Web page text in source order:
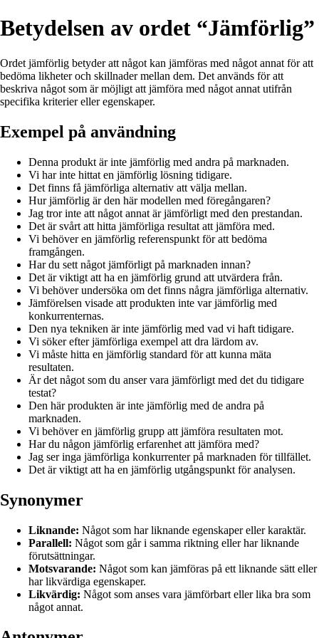
Betydelsen av ordet “Jämförlig”
Ordet jämförlig betyder att något kan jämföras med något annat för att
bedöma likheter och skillnader mellan dem. Det används för att
beskriva något som är möjligt att jämföra med något annat utifrån
specifika kriterier eller egenskaper.
Exempel på användning
Denna produkt är inte jämförlig med andra på marknaden.
Vi har inte hittat en jämförlig lösning tidigare.
Det finns få jämförliga alternativ att välja mellan.
Hur jämförlig är den här modellen med föregångaren?
Jag tror inte att något annat är jämförligt med den prestandan.
Det är svårt att hitta jämförliga resultat att jämföra med.
Vi behöver en jämförlig referenspunkt för att bedöma
framgången.
Har du sett något jämförligt på marknaden innan?
Det är viktigt att ha en jämförlig grund att utvärdera från.
Vi behöver undersöka om det finns några jämförliga alternativ.
Jämförelsen visade att produkten inte var jämförlig med
konkurrenternas.
Den nya tekniken är inte jämförlig med vad vi haft tidigare.
Vi söker efter jämförliga exempel att dra lärdom av.
Vi måste hitta en jämförlig standard för att kunna mäta
resultaten.
Är det något som du anser vara jämförligt med det du tidigare
testat?
Den här produkten är inte jämförlig med de andra på
marknaden.
Vi behöver en jämförlig grupp att jämföra resultaten mot.
Har du någon jämförlig erfarenhet att jämföra med?
Jag ser inga jämförliga konkurrenter på marknaden för tillfället.
Det är viktigt att ha en jämförlig utgångspunkt för analysen.
Synonymer
Liknande: Något som har liknande egenskaper eller karaktär.
Parallell: Något som går i samma riktning eller har liknande
förutsättningar.
Motsvarande: Något som kan jämföras på ett liknande sätt eller
har likvärdiga egenskaper.
Likvärdig: Något som anses vara jämförbart eller lika bra som
något annat.